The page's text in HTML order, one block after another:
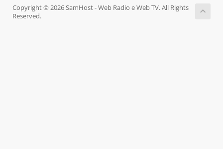
Copyright © 2026 SamHost - Web Radio e Web TV. All Rights
Reserved.